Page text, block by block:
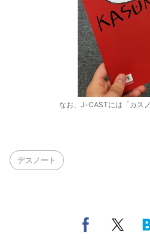
なお、J-CASTには「カス
デスノート